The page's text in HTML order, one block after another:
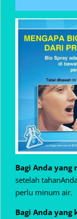
Bagi Anda
setelah
perlu minum air.
Bagi Anda yang